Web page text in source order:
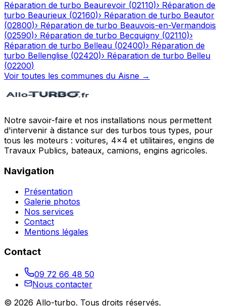
Réparation de turbo Beaurevoir (02110)› Réparation de
turbo Beaurieux (02160)› Réparation de turbo Beautor
(02800)› Réparation de turbo Beauvois-en-Vermandois
(02590)› Réparation de turbo Becquigny (02110)›
Réparation de turbo Belleau (02400)› Réparation de
turbo Bellenglise (02420)› Réparation de turbo Belleu
(02200)
Voir toutes les communes du Aisne →
Notre savoir-faire et nos installations nous permettent
d'intervenir à distance sur des turbos tous types, pour
tous les moteurs : voitures, 4x4 et utilitaires, engins de
Travaux Publics, bateaux, camions, engins agricoles.
Navigation
Présentation
Galerie photos
Nos services
Contact
Mentions légales
Contact
09 72 66 48 50
Nous contacter
© 2026 Allo-turbo. Tous droits réservés.